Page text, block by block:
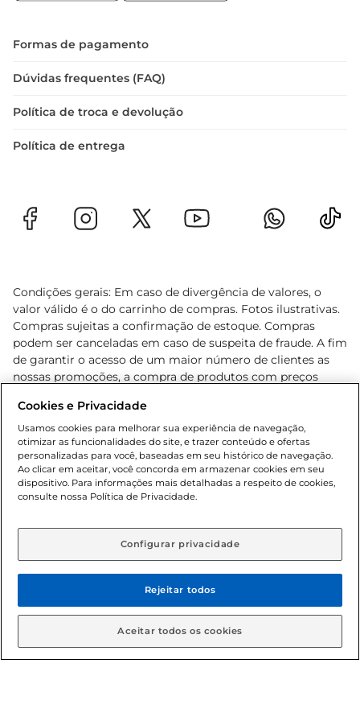
histórias e criam memórias.
Formas de pagamento
Dúvidas frequentes (FAQ)
Política de troca e devolução
Política de entrega
Condições gerais: Em caso de divergência de valores, o
valor válido é o do carrinho de compras. Fotos ilustrativas.
Compras sujeitas a confirmação de estoque. Compras
podem ser canceladas em caso de suspeita de fraude. A fim
de garantir o acesso de um maior número de clientes as
nossas promoções, a compra de produtos com preços
cliente. Os preços, ofertas e condições são exclusivos para
o e-commerce e válidos durante o dia de hoje, podendo
sofrer alterações sem prévia notificação. Proibida a venda
de bebidas alcoólicas para menores de 18 anos, conforme
Lei n.º 8069/90, art. 81, inciso II (Estatuto da Criança e do
Adolescente). Preços e condições exclusivos para o
aviso prévio. O valor mínimo para as compras on-line é de
© 2026 Copyright. Todos os direitos
reservados Gbarbosa.
Cookies e Privacidade
Usamos cookies para melhorar sua experiência de navegação,
otimizar as funcionalidades do site, e trazer conteúdo e ofertas
personalizadas para você, baseadas em seu histórico de navegação.
Ao clicar em aceitar, você concorda em armazenar cookies em seu
dispositivo. Para informações mais detalhadas a respeito de cookies,
consulte nossa Política de Privacidade.
Configurar privacidade
Rejeitar todos
Aceitar todos os cookies